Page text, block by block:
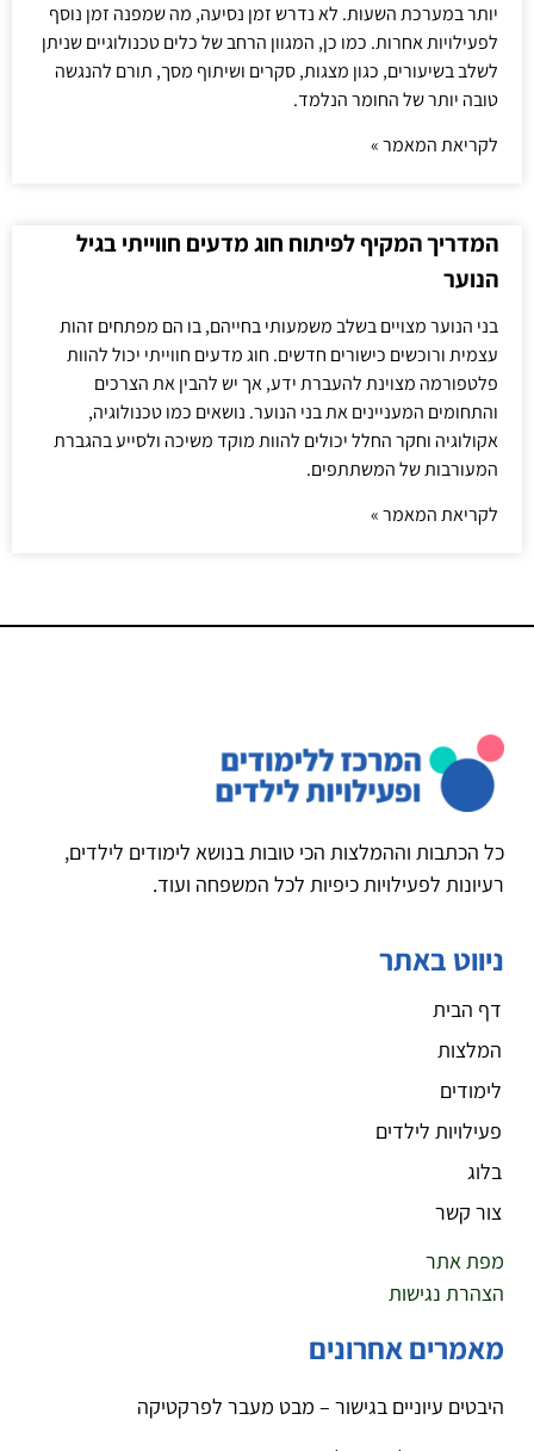
יותר במערכת השעות. לא נדרש זמן נסיעה, מה שמפנה זמן נוסף
לפעילויות אחרות. כמו כן, המגוון הרחב של כלים טכנולוגיים שניתן
לשלב בשיעורים, כגון מצגות, סקרים ושיתוף מסך, תורם להנגשה
טובה יותר של החומר הנלמד.
לקריאת המאמר »
המדריך המקיף לפיתוח חוג מדעים חווייתי בגיל
הנוער
בני הנוער מצויים בשלב משמעותי בחייהם, בו הם מפתחים זהות
עצמית ורוכשים כישורים חדשים. חוג מדעים חווייתי יכול להוות
פלטפורמה מצוינת להעברת ידע, אך יש להבין את הצרכים
והתחומים המעניינים את בני הנוער. נושאים כמו טכנולוגיה,
אקולוגיה וחקר החלל יכולים להוות מוקד משיכה ולסייע בהגברת
המעורבות של המשתתפים.
לקריאת המאמר »
כל הכתבות וההמלצות הכי טובות בנושא לימודים לילדים,
רעיונות לפעילויות כיפיות לכל המשפחה ועוד.
ניווט באתר
דף הבית
המלצות
לימודים
פעילויות לילדים
בלוג
צור קשר
מפת אתר
הצהרת נגישות
מאמרים אחרונים
היבטים עיוניים בגישור – מבט מעבר לפרקטיקה